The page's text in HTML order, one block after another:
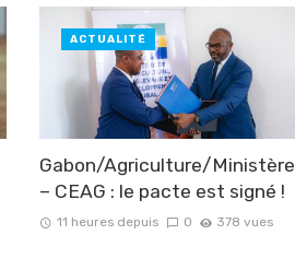
Gabon/Agriculture/Ministère
– CEAG : le pacte est signé !
11 heures depuis 0 378 vues
ACTUALITÉ